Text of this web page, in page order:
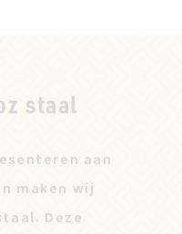
staal
aan
maken wij
Deze